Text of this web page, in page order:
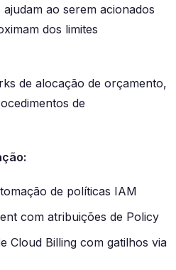
ao serem acionados
dos limites
de alocação de orçamento,
de
de políticas IAM
com atribuições de Policy
Cloud Billing com gatilhos via